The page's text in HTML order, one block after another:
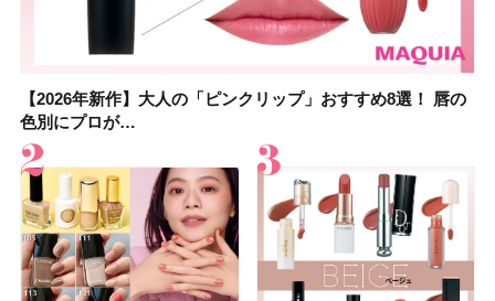
【2026年新作】大人の「ピンクリップ」おすすめ8選！ 唇の
色別にプロが…
【上田竜也さんのマイベストコスメ５選】大人になって開眼
したからこそ愛が深…
【2026年新作】大人の「ピンクリップ」おすすめ8選！ 唇の
色別にプロが…
【2026夏】「香水・フレグランス」ランキングTOP5！＜美
容マニア・マ…
【2026夏】「歯磨き粉・オーラルケア」ランキングTOP5！
＜美容マニア…
【2026年夏】40代におすすめの髪型30選！ 若く見える・手
入れが楽な…
【鈴木えみさんの愛用品30選】コスメ・スキンケア・ヘアケ
アetc.お気に…
【キャンメイク】売切続出！先行発売中の「クリアヴェール
セッティングパウダ…